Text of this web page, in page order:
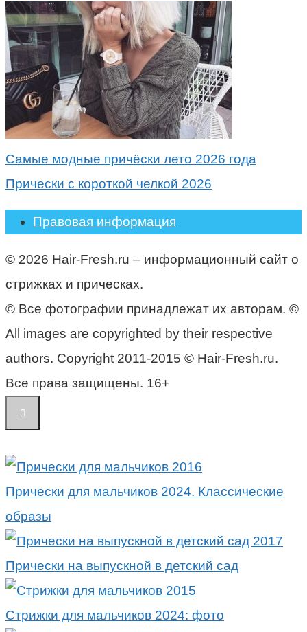
Самые модные причёски лето 2026 года
Прически с короткой челкой 2026
Правовая информация
© 2026 Hair-Fresh.ru – информационный сайт о
стрижках и прическах.
© Все фотографии принадлежат их авторам. ©
All images are copyrighted by their respective
authors. Copyright 2011-2015 © Hair-Fresh.ru.
Все права защищены. 16+
Прически для мальчиков 2024. Классические
образы
Прически на выпускной в детский сад
Стрижки для мальчиков 2024: фото